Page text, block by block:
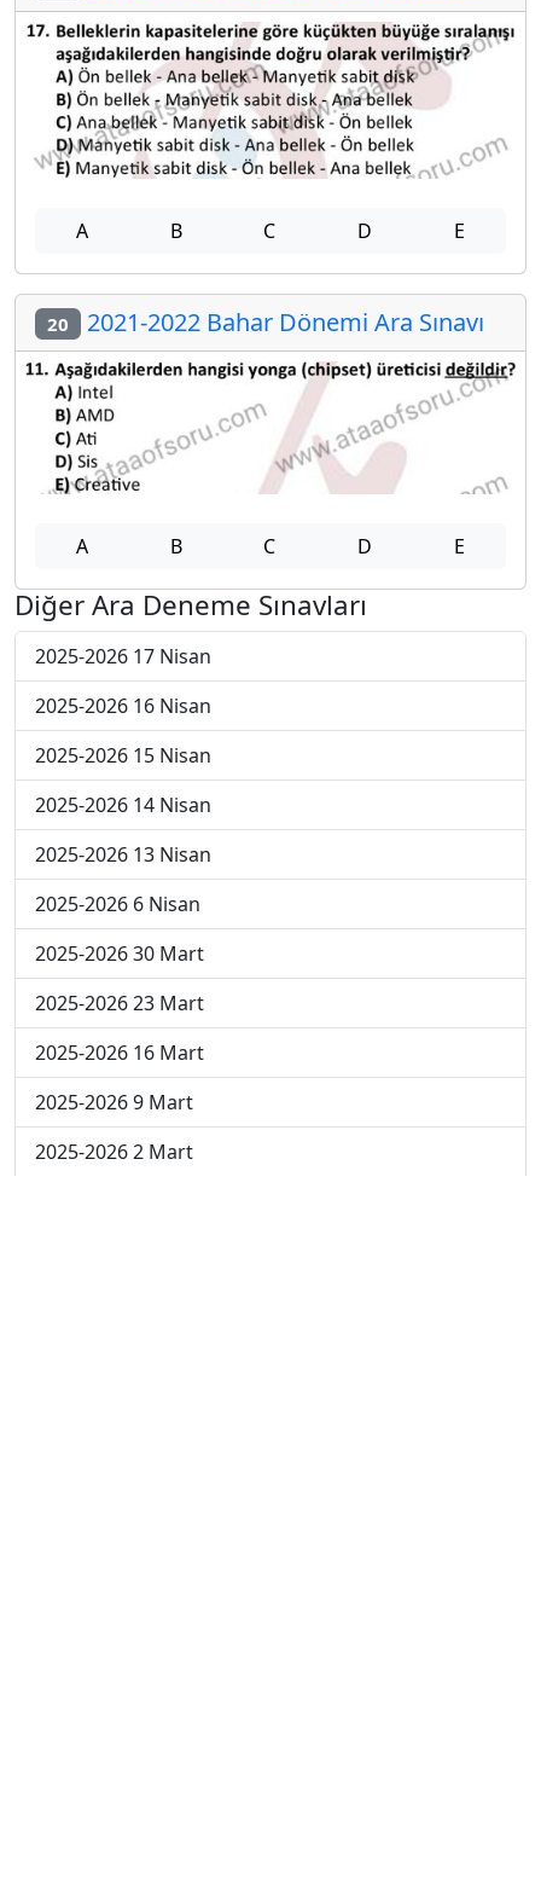
A B C D E
20 2021-2022 Bahar Dönemi Ara Sınavı
A B C D E
Diğer Ara Deneme Sınavları
2025-2026 17 Nisan
2025-2026 16 Nisan
2025-2026 15 Nisan
2025-2026 14 Nisan
2025-2026 13 Nisan
2025-2026 6 Nisan
2025-2026 30 Mart
2025-2026 23 Mart
2025-2026 16 Mart
2025-2026 9 Mart
2025-2026 2 Mart